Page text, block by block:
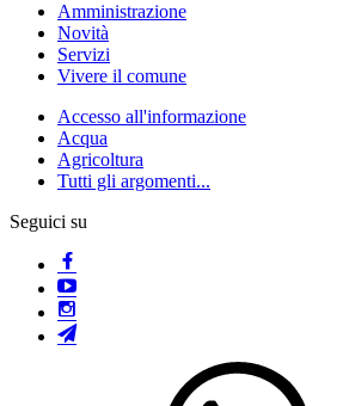
Amministrazione
Novità
Servizi
Vivere il comune
Accesso all'informazione
Acqua
Agricoltura
Tutti gli argomenti...
Seguici su